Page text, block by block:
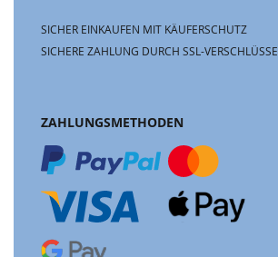
SICHER EINKAUFEN MIT KÄUFERSCHUTZ
SICHERE ZAHLUNG DURCH SSL-
ZAHLUNGSMETHODEN